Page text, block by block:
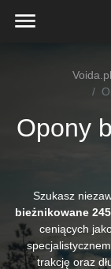
Voida.pl
Opony
Szukasz
bieżnikowane
ceniących
trakcję oraz